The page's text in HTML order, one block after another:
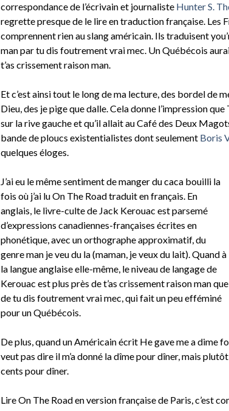
correspondance de l’écrivain et journaliste Hunter S.
regrette presque de le lire en traduction française. Les
comprennent rien au slang américain. Ils traduisent
man par tu dis foutrement vrai mec. Un Québécois
t’as crissement raison man.
Et c’est ainsi tout le long de ma lecture, des bordel de
Dieu, des je pige que dalle. Cela donne l’impression
sur la rive gauche et qu’il allait au Café des Deux
bande de ploucs existentialistes dont seulement Boris
quelques éloges.
J’ai eu le même sentiment de manger du caca bouilli la
fois où j’ai lu On The Road traduit en français. En
anglais, le livre-culte de Jack Kerouac est parsemé
d’expressions canadiennes-françaises écrites en
phonétique, avec un orthographe approximatif, du
genre man je veu du la (maman, je veux du lait). Quand à
la langue anglaise elle-même, le niveau de langage de
Kerouac est plus près de t’as crissement raison man que
de tu dis foutrement vrai mec, qui fait un peu efféminé
pour un Québécois.
De plus, quand un Américain écrit He gave me a dime
veut pas dire il m’a donné la dîme pour dîner, mais plutôt
cents pour dîner.
Lire On The Road en version française de Paris, c’est